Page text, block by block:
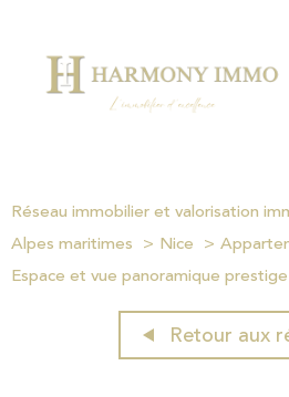
Réseau immobilier et valorisation
Alpes maritimes
Nice
Espace et vue panoramique prestige
Retour aux